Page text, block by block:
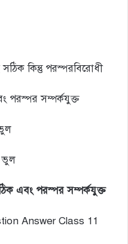
কিন্তু পরস্পরবিরোধী
পরস্পর সম্পর্কযুক্ত
ভুল
এবং পরস্পর সম্পর্কযুক্ত
Answer Class 11